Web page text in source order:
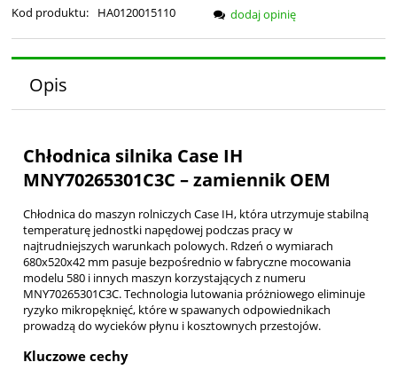
Kod produktu:
HA0120015110
dodaj opinię
Opis
Chłodnica silnika Case IH
MNY70265301C3C – zamiennik OEM
Chłodnica do maszyn rolniczych Case IH, która utrzymuje stabilną
temperaturę jednostki napędowej podczas pracy w
najtrudniejszych warunkach polowych. Rdzeń o wymiarach
680x520x42 mm pasuje bezpośrednio w fabryczne mocowania
modelu 580 i innych maszyn korzystających z numeru
MNY70265301C3C. Technologia lutowania próżniowego eliminuje
ryzyko mikropęknięć, które w spawanych odpowiednikach
prowadzą do wycieków płynu i kosztownych przestojów.
Kluczowe cechy